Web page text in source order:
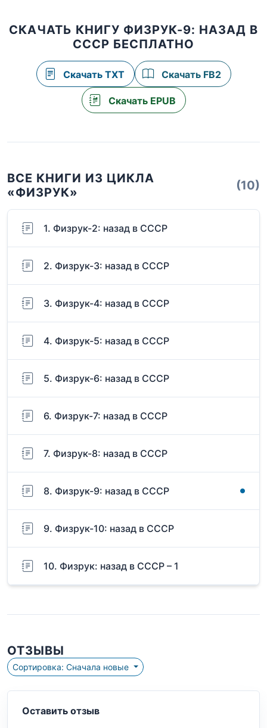
СКАЧАТЬ КНИГУ ФИЗРУК-9: НАЗАД В
СССР БЕСПЛАТНО
Скачать TXT Скачать FB2
Скачать EPUB
ВСЕ КНИГИ ИЗ ЦИКЛА
«ФИЗРУК»
(10)
1. Физрук-2: назад в СССР
2. Физрук-3: назад в СССР
3. Физрук-4: назад в СССР
4. Физрук-5: назад в СССР
5. Физрук-6: назад в СССР
6. Физрук-7: назад в СССР
7. Физрук-8: назад в СССР
8. Физрук-9: назад в СССР
9. Физрук-10: назад в СССР
10. Физрук: назад в СССР – 1
ОТЗЫВЫ
Сортировка: Сначала новые
Оставить отзыв